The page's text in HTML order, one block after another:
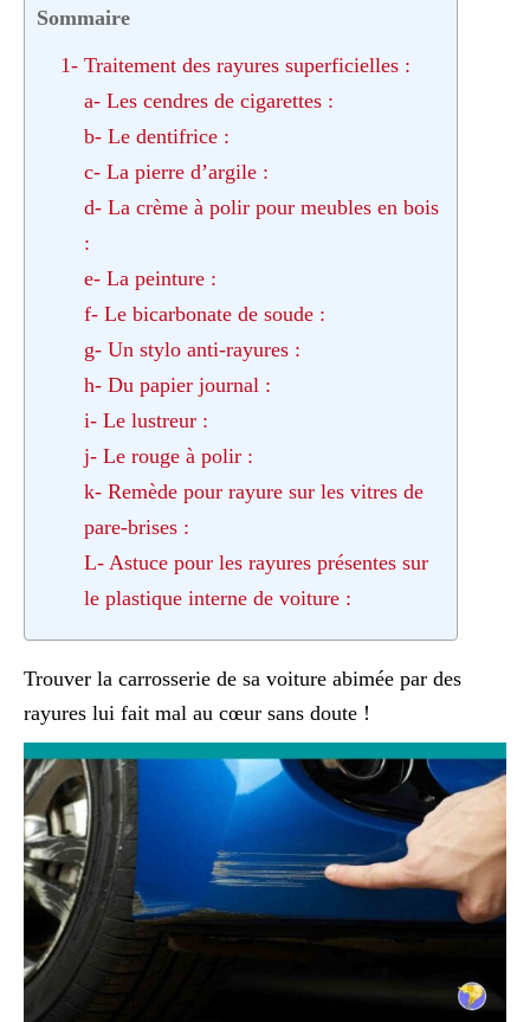
Sommaire
1- Traitement des rayures superficielles :
a- Les cendres de cigarettes :
b- Le dentifrice :
c- La pierre d’argile :
d- La crème à polir pour meubles en bois
:
e- La peinture :
f- Le bicarbonate de soude :
g- Un stylo anti-rayures :
h- Du papier journal :
i- Le lustreur :
j- Le rouge à polir :
k- Remède pour rayure sur les vitres de
pare-brises :
L- Astuce pour les rayures présentes sur
le plastique interne de voiture :
Trouver la carrosserie de sa voiture abimée par des
rayures lui fait mal au cœur sans doute !